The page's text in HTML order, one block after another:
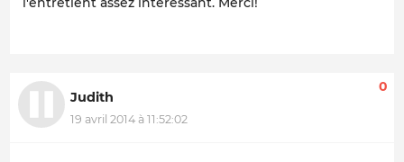
Judith
19 avril 2014 à 11:52:02
0